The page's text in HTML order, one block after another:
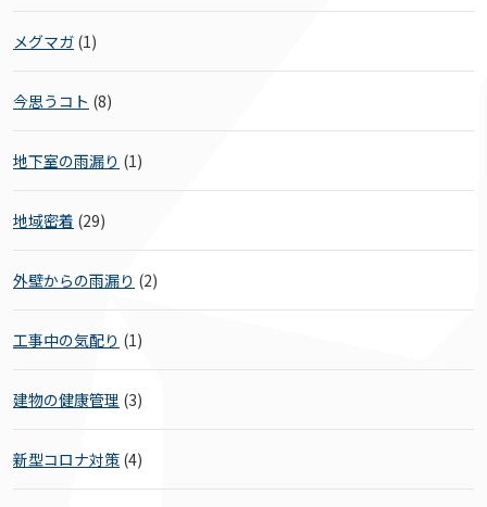
メグマガ (1)
今思うコト (8)
地下室の雨漏り (1)
地域密着 (29)
外壁からの雨漏り (2)
工事中の気配り (1)
建物の健康管理 (3)
新型コロナ対策 (4)